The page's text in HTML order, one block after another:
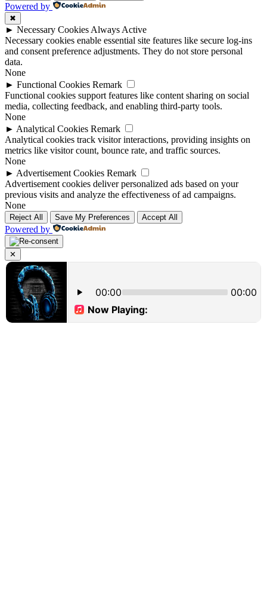
Powered by
✖
► Necessary Cookies Always Active
Necessary cookies enable essential site features like secure log-ins
and consent preference adjustments. They do not store personal
data.
None
► Functional Cookies Remark
Functional cookies support features like content sharing on social
media, collecting feedback, and enabling third-party tools.
None
► Analytical Cookies Remark
Analytical cookies track visitor interactions, providing insights on
metrics like visitor count, bounce rate, and traffic sources.
None
► Advertisement Cookies Remark
Advertisement cookies deliver personalized ads based on your
previous visits and analyze the effectiveness of ad campaigns.
None
Reject All Save My Preferences Accept All
Powered by
✕